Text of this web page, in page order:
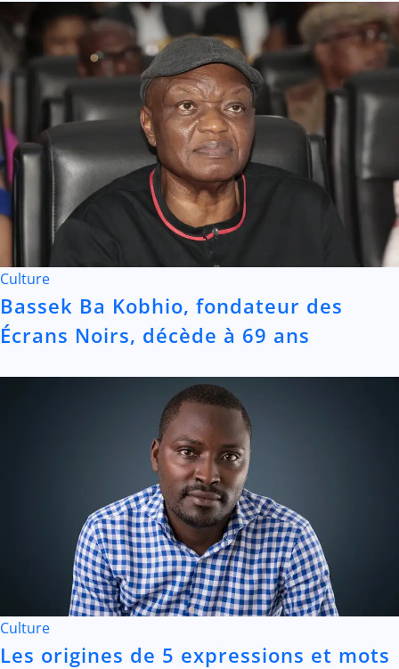
Culture
Bassek Ba Kobhio, fondateur des
Écrans Noirs, décède à 69 ans
Culture
Les origines de 5 expressions et mots